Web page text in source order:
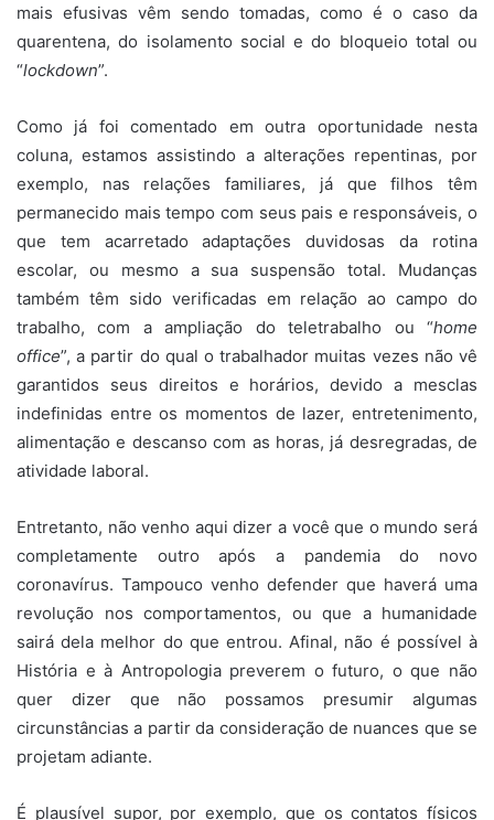
mais efusivas vêm sendo tomadas, como é o caso da
quarentena, do isolamento social e do bloqueio total ou
“lockdown”.
Como já foi comentado em outra oportunidade nesta
coluna, estamos assistindo a alterações repentinas, por
exemplo, nas relações familiares, já que filhos têm
permanecido mais tempo com seus pais e responsáveis, o
que tem acarretado adaptações duvidosas da rotina
escolar, ou mesmo a sua suspensão total. Mudanças
também têm sido verificadas em relação ao campo do
trabalho, com a ampliação do teletrabalho ou “home
office”, a partir do qual o trabalhador muitas vezes não vê
garantidos seus direitos e horários, devido a mesclas
indefinidas entre os momentos de lazer, entretenimento,
alimentação e descanso com as horas, já desregradas, de
atividade laboral.
Entretanto, não venho aqui dizer a você que o mundo será
completamente outro após a pandemia do novo
coronavírus. Tampouco venho defender que haverá uma
revolução nos comportamentos, ou que a humanidade
sairá dela melhor do que entrou. Afinal, não é possível à
História e à Antropologia preverem o futuro, o que não
quer dizer que não possamos presumir algumas
circunstâncias a partir da consideração de nuances que se
projetam adiante.
É plausível supor, por exemplo, que os contatos físicos